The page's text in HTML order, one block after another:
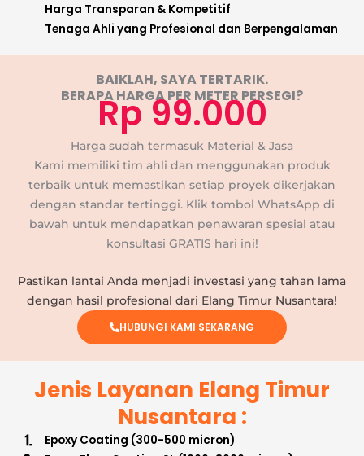
Harga Transparan & Kompetitif
Tenaga Ahli yang Profesional dan Berpengalaman
BAIKLAH, SAYA TERTARIK.
BERAPA HARGA PER METER PERSEGI?
Rp 99.000
Harga sudah termasuk Material & Jasa
Kami memiliki tim ahli dan menggunakan produk
terbaik untuk memastikan setiap proyek dikerjakan
dengan standar tertinggi. Klik tombol WhatsApp di
bawah untuk mendapatkan penawaran spesial atau
konsultasi GRATIS hari ini!
Pastikan lantai Anda menjadi investasi yang tahan lama
dengan hasil profesional dari Elang Timur Nusantara!
HUBUNGI KAMI SEKARANG
Jenis Layanan Elang Timur
Nusantara :
Epoxy Coating (300-500 micron)